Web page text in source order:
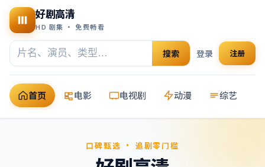
好剧高清
HD 剧集 · 免费畅看
搜索 登录 注册
首页 电影 电视剧 动漫 综艺
口碑甄选 · 追剧零门槛